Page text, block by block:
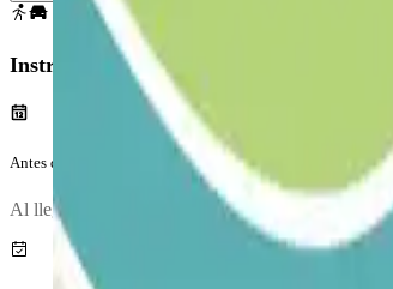
Instrucciones
Antes de tu viaje
Al llegar al parking, para entrar, entry.method.aena